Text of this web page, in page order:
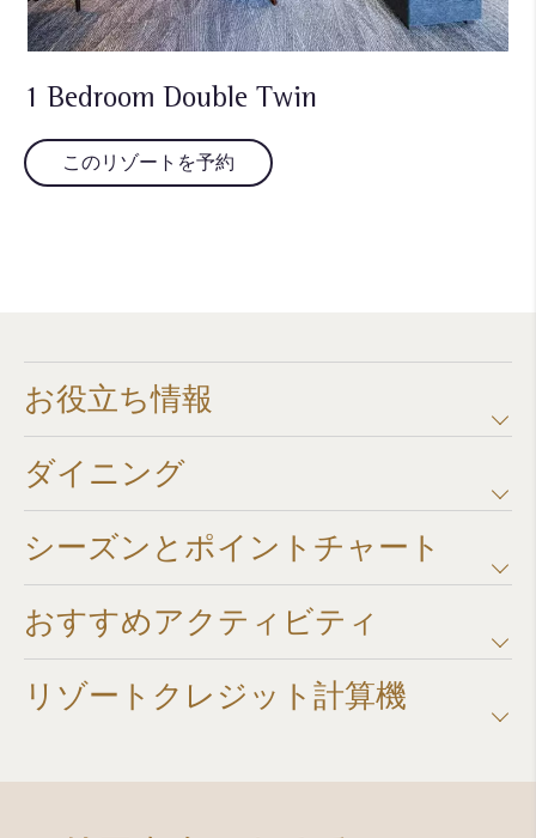
1 Bedroom Double Twin
このリゾートを予約
お役立ち情報
ダイニング
シーズンとポイントチャート​
おすすめアクティビティ
リゾートクレジット計算機​